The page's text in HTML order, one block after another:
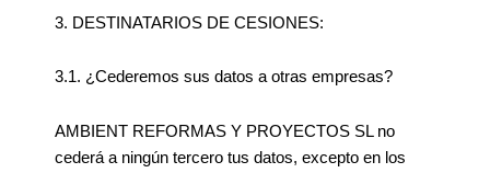
3. DESTINATARIOS DE CESIONES:
3.1. ¿Cederemos sus datos a otras empresas?
AMBIENT REFORMAS Y PROYECTOS SL no
cederá a ningún tercero tus datos, excepto en los